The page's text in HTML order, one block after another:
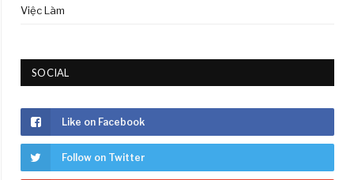
Việc Làm
SOCIAL
Like on Facebook
Follow on Twitter